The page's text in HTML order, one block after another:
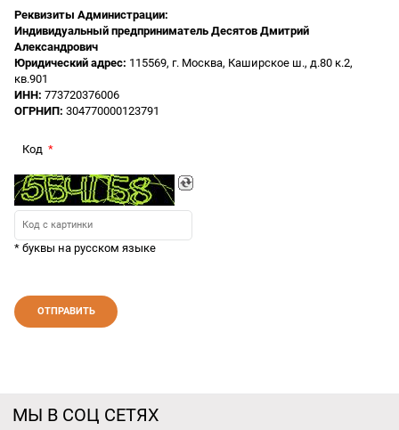
Реквизиты Администрации:
Индивидуальный предприниматель Десятов Дмитрий
Александрович
Юридический адрес: 115569, г. Москва, Каширское ш., д.80 к.2,
кв.901
ИНН: 773720376006
ОГРНИП: 304770000123791
Код
* буквы на русском языке
МЫ В СОЦ СЕТЯХ